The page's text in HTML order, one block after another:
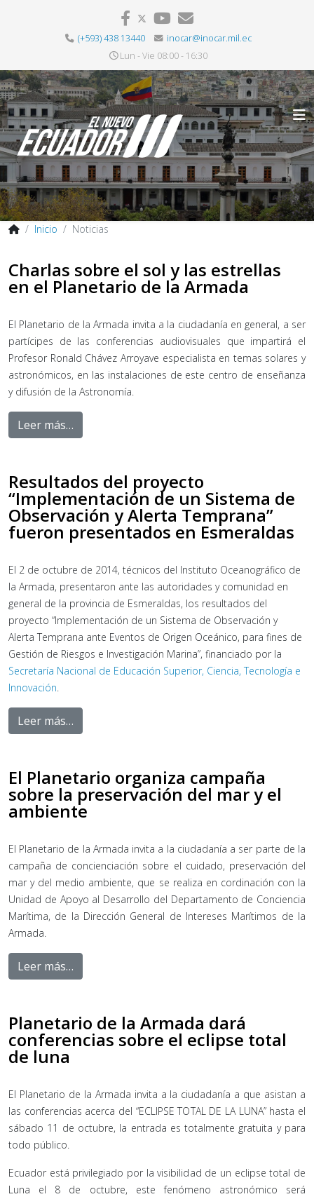
(+593) 438 13440
inocar@inocar.mil.ec
Lun - Vie 08:00 - 16:30
Inicio Noticias
Charlas sobre el sol y las estrellas
en el Planetario de la Armada
El Planetario de la Armada invita a la ciudadanía en general, a ser
partícipes de las conferencias audiovisuales que impartirá el
Profesor Ronald Chávez Arroyave especialista en temas solares y
astronómicos, en las instalaciones de este centro de enseñanza
y difusión de la Astronomía.
Leer más…
Resultados del proyecto
“Implementación de un Sistema de
Observación y Alerta Temprana”
fueron presentados en Esmeraldas
El 2 de octubre de 2014, técnicos del Instituto Oceanográfico de
la Armada, presentaron ante las autoridades y comunidad en
general de la provincia de Esmeraldas, los resultados del
proyecto “Implementación de un Sistema de Observación y
Alerta Temprana ante Eventos de Origen Oceánico, para fines de
Gestión de Riesgos e Investigación Marina”, financiado por la
Secretaría Nacional de Educación Superior, Ciencia, Tecnología e
Innovación.
Leer más…
El Planetario organiza campaña
sobre la preservación del mar y el
ambiente
El Planetario de la Armada invita a la ciudadanía a ser parte de la
campaña de concienciación sobre el cuidado, preservación del
mar y del medio ambiente, que se realiza en cordinación con la
Unidad de Apoyo al Desarrollo del Departamento de Conciencia
Marítima, de la Dirección General de Intereses Marítimos de la
Armada.
Leer más…
Planetario de la Armada dará
conferencias sobre el eclipse total
de luna
El Planetario de la Armada invita a la ciudadanía a que asistan a
las conferencias acerca del “ECLIPSE TOTAL DE LA LUNA” hasta el
sábado 11 de octubre, la entrada es totalmente gratuita y para
todo público.
Ecuador está privilegiado por la visibilidad de un eclipse total de
Luna el 8 de octubre, este fenómeno astronómico será